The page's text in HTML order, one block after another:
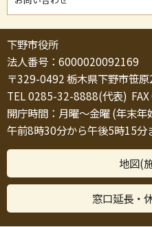
下野市役所
法人番号：6000020092169
〒329-0492 栃木県下野市笹
TEL 0285-32-8888(代表)
開庁時間：月曜～金曜 (年末年
午前8時30分から午後5時15分
地図(
窓口延長・